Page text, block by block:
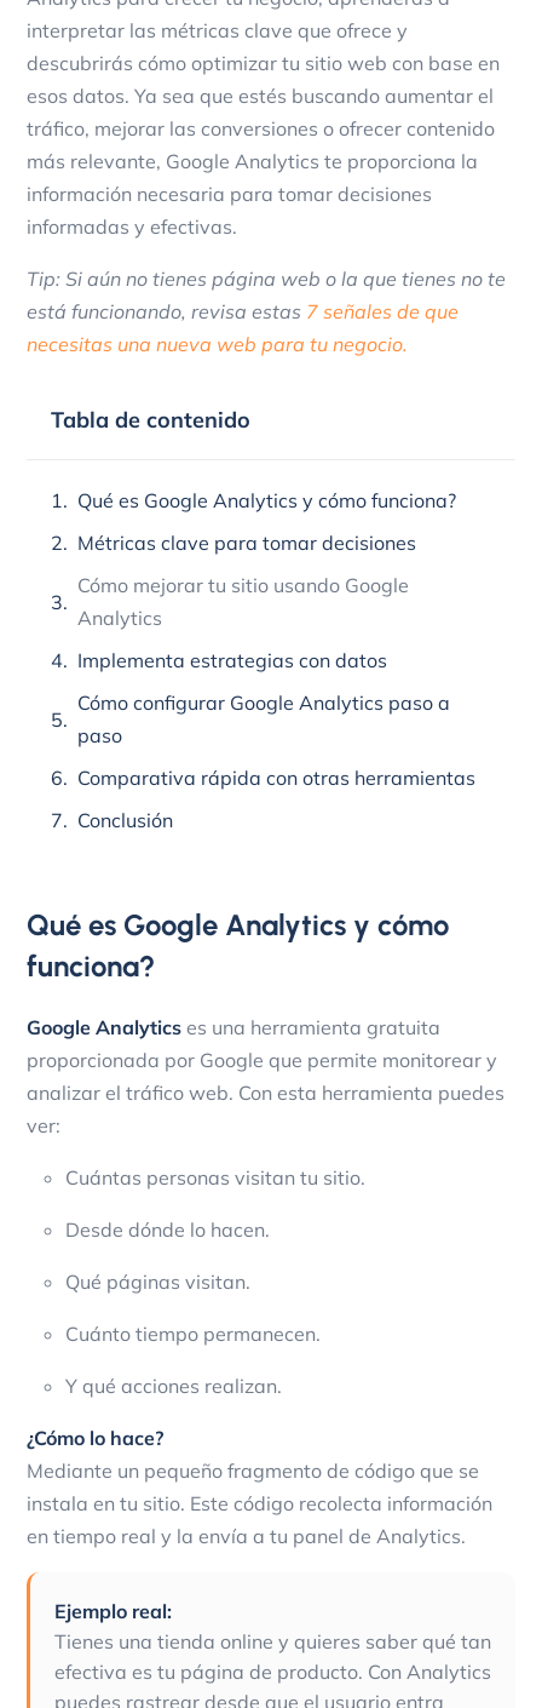
interpretar las métricas clave que ofrece y
descubrirás cómo optimizar tu sitio web con base en
esos datos. Ya sea que estés buscando aumentar el
tráfico, mejorar las conversiones o ofrecer contenido
más relevante, Google Analytics te proporciona la
información necesaria para tomar decisiones
informadas y efectivas.
Tip: Si aún no tienes página web o la que tienes no te
está funcionando, revisa estas 7 señales de que
necesitas una nueva web para tu negocio.
Tabla de contenido
Qué es Google Analytics y cómo funciona?
Métricas clave para tomar decisiones
Cómo mejorar tu sitio usando Google
Analytics
Implementa estrategias con datos
Cómo configurar Google Analytics paso a
paso
Comparativa rápida con otras herramientas
Conclusión
Qué es Google Analytics y cómo
funciona?
Google Analytics es una herramienta gratuita
proporcionada por Google que permite monitorear y
analizar el tráfico web. Con esta herramienta puedes
ver:
Cuántas personas visitan tu sitio.
Desde dónde lo hacen.
Qué páginas visitan.
Cuánto tiempo permanecen.
Y qué acciones realizan.
¿Cómo lo hace?
Mediante un pequeño fragmento de código que se
instala en tu sitio. Este código recolecta información
en tiempo real y la envía a tu panel de Analytics.
Ejemplo real:
Tienes una tienda online y quieres saber qué tan
efectiva es tu página de producto. Con Analytics
puedes rastrear desde que el usuario entra